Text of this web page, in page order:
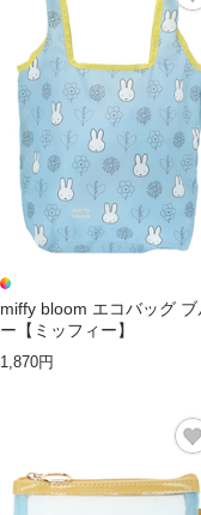
miffy bloom エコバッグ ブ
ー【ミッフィー】
1,870円